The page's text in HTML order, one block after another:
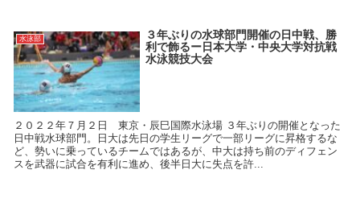
水泳部
３年ぶりの水球部門開催の日中戦、勝
利で飾るー日本大学・中央大学対抗戦
水泳競技大会
２０２２年７月２日 東京・辰巳国際水泳場 ３年ぶりの開催となった
日中戦水球部門。日大は先日の学生リーグで一部リーグに昇格するな
ど、勢いに乗っているチームではあるが、中大は持ち前のディフェン
スを武器に試合を有利に進め、後半日大に失点を許...